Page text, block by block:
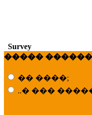
Survey
�����
�� ����;
..� ���